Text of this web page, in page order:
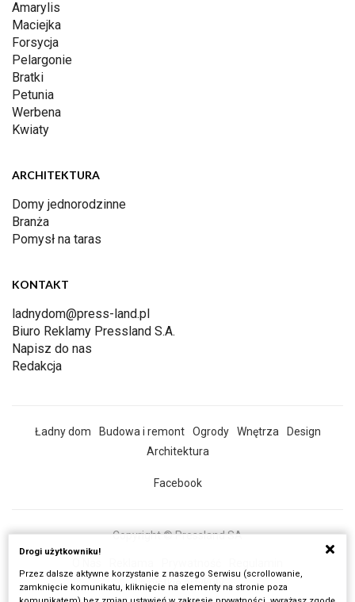
Amarylis
Maciejka
Forsycja
Pelargonie
Bratki
Petunia
Werbena
Kwiaty
ARCHITEKTURA
Domy jednorodzinne
Branża
Pomysł na taras
KONTAKT
ladnydom@press-land.pl
Biuro Reklamy Pressland S.A.
Napisz do nas
Redakcja
Ładny dom Budowa i remont Ogrody Wnętrza
Design
Architektura
Facebook
Copyright © Pressland SA
Wszystkie artykuły
Drogi użytkowniku!
Przez dalsze aktywne korzystanie z naszego Serwisu (scrollowanie,
zamknięcie komunikatu, kliknięcie na elementy na stronie poza